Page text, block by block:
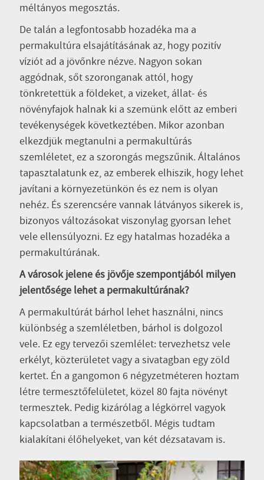
méltányos megosztás.
De talán a legfontosabb hozadéka ma a
permakultúra elsajátításának az, hogy pozitív
víziót ad a jövőnkre nézve. Nagyon sokan
aggódnak, sőt szoronganak attól, hogy
tönkretettük a földeket, a vizeket, állat- és
növényfajok halnak ki a szemünk előtt az emberi
tevékenységek következtében. Mikor azonban
elkezdjük megtanulni a permakultúrás
szemléletet, ez a szorongás megszűnik. Általános
tapasztalatunk ez, az emberek elhiszik, hogy lehet
javítani a környezetünkön és ez nem is olyan
nehéz. És szerencsére vannak látványos sikerek is,
bizonyos változásokat viszonylag gyorsan lehet
vele ellensúlyozni. Ez egy hatalmas hozadéka a
permakultúrának.
A városok jelene és jövője szempontjából milyen
jelentősége lehet a permakultúrának?
A permakultúrát bárhol lehet használni, nincs
különbség a szemléletben, bárhol is dolgozol
vele. Ez egy tervezői szemlélet: tervezhetsz vele
erkélyt, közterületet vagy a sivatagban egy zöld
kertet. Én a gangomon 6 négyzetméteren hoztam
létre termesztőfelületet, közel 80 fajta növényt
termesztek. Pedig kizárólag a légkörrel vagyok
kapcsolatban a természetből. Mégis tudtam
kialakítani élőhelyeket, van két dézsatavam is.